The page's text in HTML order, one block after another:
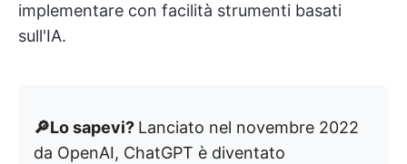
implementare con facilità strumenti basati
sull'IA.
🔎Lo sapevi? Lanciato nel novembre 2022
da OpenAI, ChatGPT è diventato